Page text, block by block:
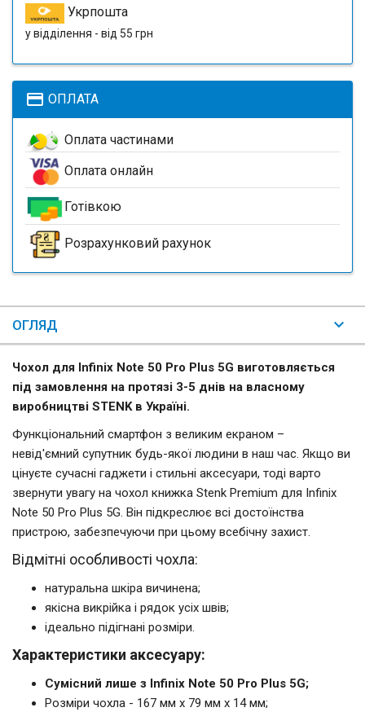
Укрпошта
у відділення - від 55 грн
payment ОПЛАТА
Оплата частинами
Оплата онлайн
Готівкою
Розрахунковий рахунок
ОГЛЯД
Чохол для Infinix Note 50 Pro Plus 5G виготовляється
під замовлення на протязі 3-5 днів на власному
виробництві STENK в Україні.
Функціональний смартфон з великим екраном –
невід'ємний супутник будь-якої людини в наш час. Якщо ви
цінуєте сучасні гаджети і стильні аксесуари, тоді варто
звернути увагу на чохол книжка Stenk Premium для Infinix
Note 50 Pro Plus 5G. Він підкреслює всі достоїнства
пристрою, забезпечуючи при цьому всебічну захист.
Відмітні особливості чохла:
натуральна шкіра вичинена;
якісна викрійка і рядок усіх швів;
ідеально підігнані розміри.
Характеристики аксесуару:
Сумісний лише з Infinix Note 50 Pro Plus 5G;
Розміри чохла - 167 мм x 79 мм x 14 мм;